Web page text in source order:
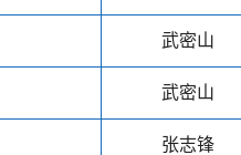
武密山
武密山
张志锋